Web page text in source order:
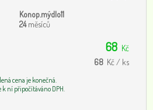
Konop.mýdlo11
24měsíců
68 Kč
68 Kč / ks
cena je konečná.
k ní připočítáváno DPH.